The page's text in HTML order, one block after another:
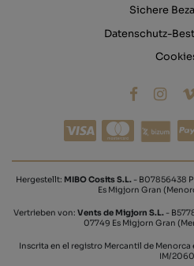
Sichere
Datenschutz-
Hergestellt: MIBO Cosits S.L.- B07856438
Es Migjorn Gran
Vertrieben von: Vents de Migjorn S.L. -
07749 Es Migjorn Gran
Inscrita en el registro Mercantil de Menorca
IM/2060